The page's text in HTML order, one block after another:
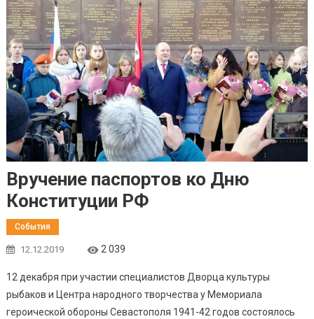
Вручение паспортов ко Дню
Конституции РФ
События
12.12.2019 2 039
12 декабря при участии специалистов Дворца культуры
рыбаков и Центра народного творчества у Мемориала
героической обороны Севастополя 1941-42 годов состоялось